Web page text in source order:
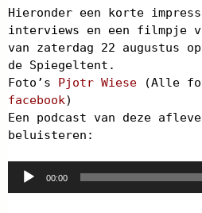
Agenda
In de pers
Links
Contact
Hieronder een korte
interviews en een filmpje
van zaterdag 22 augustus
de Spiegeltent.
Foto’s Pjotr Wiese (Alle
facebook)
Een podcast van deze
beluisteren:
Audio
Player
00:00